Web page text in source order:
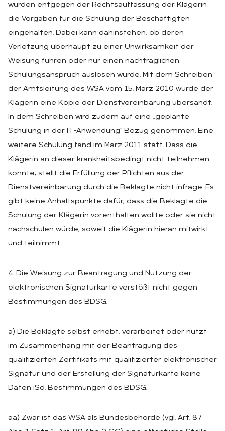
wurden entgegen der Rechtsauffassung der Klägerin
die Vorgaben für die Schulung der Beschäftigten
eingehalten. Dabei kann dahinstehen, ob deren
Verletzung überhaupt zu einer Unwirksamkeit der
Weisung führen oder nur einen nachträglichen
Schulungsanspruch auslösen würde. Mit dem Schreiben
der Amtsleitung des WSA vom 15. März 2010 wurde der
Klägerin eine Kopie der Dienstvereinbarung übersandt.
In dem Schreiben wird zudem auf eine „geplante
Schulung in der IT-Anwendung“ Bezug genommen. Eine
weitere Schulung fand im März 2011 statt. Dass die
Klägerin an dieser krankheitsbedingt nicht teilnehmen
konnte, stellt die Erfüllung der Pflichten aus der
Dienstvereinbarung durch die Beklagte nicht infrage. Es
gibt keine Anhaltspunkte dafür, dass die Beklagte die
Schulung der Klägerin vorenthalten wollte oder sie nicht
nachschulen würde, soweit die Klägerin hieran mitwirkt
und teilnimmt.
4. Die Weisung zur Beantragung und Nutzung der
elektronischen Signaturkarte verstößt nicht gegen
Bestimmungen des BDSG.
a) Die Beklagte selbst erhebt, verarbeitet oder nutzt
im Zusammenhang mit der Beantragung des
qualifizierten Zertifikats mit qualifizierter elektronischer
Signatur und der Erstellung der Signaturkarte keine
Daten iSd. Bestimmungen des BDSG.
aa) Zwar ist das WSA als Bundesbehörde (vgl. Art. 87